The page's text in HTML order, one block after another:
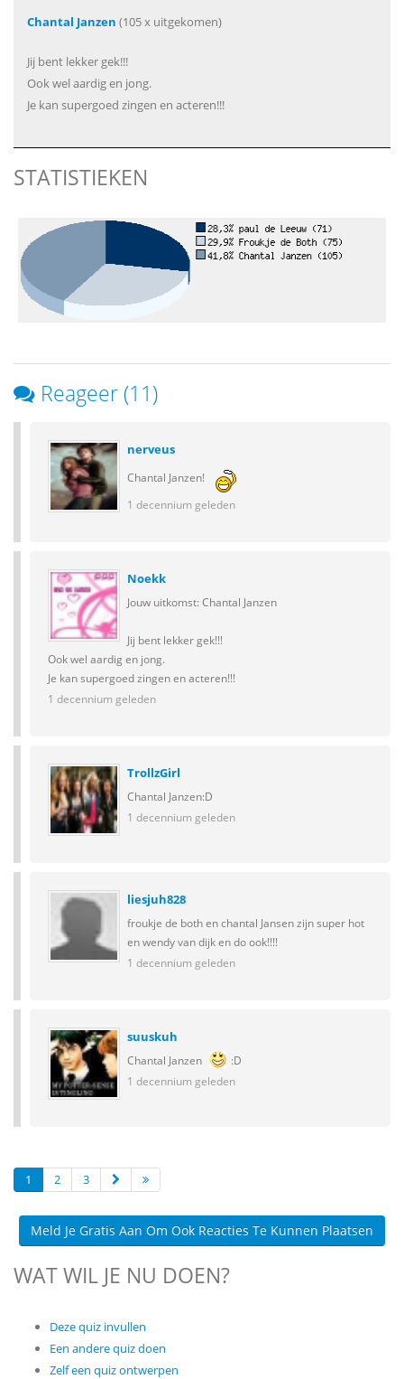
Chantal Janzen (105 x uitgekomen)
Jij bent lekker gek!!!
Ook wel aardig en jong.
Je kan supergoed zingen en acteren!!!
STATISTIEKEN
Reageer (11)
nerveus
Chantal Janzen!
1 decennium geleden
Noekk
Jouw uitkomst: Chantal Janzen
Jij bent lekker gek!!!
Ook wel aardig en jong.
Je kan supergoed zingen en acteren!!!
1 decennium geleden
TrollzGirl
Chantal Janzen:D
1 decennium geleden
liesjuh828
froukje de both en chantal Jansen zijn super hot
en wendy van dijk en do ook!!!!
1 decennium geleden
suuskuh
Chantal Janzen
:D
1 decennium geleden
1 2 3
Meld Je Gratis Aan Om Ook Reacties Te Kunnen Plaatsen
WAT WIL JE NU DOEN?
Deze quiz invullen
Een andere quiz doen
Zelf een quiz ontwerpen